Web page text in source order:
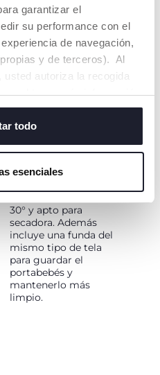
garantizar el
su performance con el
de navegación,
y de terceros). Al
autoriza la recogida
obtener más información
de todas o
"mostrar detalles". Al
en utilizar
todo
esenciales
hombros, coloca al
bebé, y luego el otro
tirante. Por último
cruzar las correas por
la espalda y haz un
nudo doble.
MÁXIMA HIGIENE
30° y apto para
secadora. Además
incluye una funda del
mismo tipo de tela
para guardar el
portabebés y
mantenerlo más
limpio.